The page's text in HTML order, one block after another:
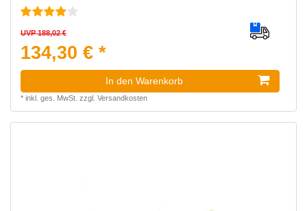
UVP 188,02 €
134,30 € *
In den Warenkorb
* inkl. ges. MwSt. zzgl. Versandkosten